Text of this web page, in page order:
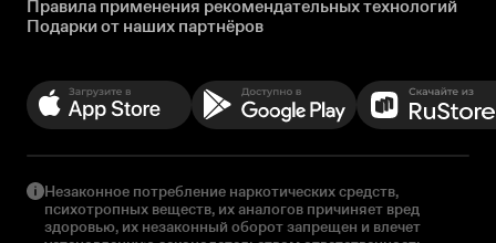
Правила применения рекомендательных технологий
Подарки от наших партнёров
Незаконное потребление наркотических средств,
психотропных веществ, их аналогов причиняет вред
здоровью, их незаконный оборот запрещен и влечет